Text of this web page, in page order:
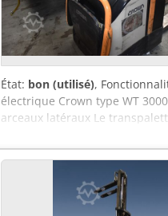
État: bon (utilisé),
électrique Crown type WT
arceaux latéraux Le
pour une durabilité extrême
d’amortissement.
des conditions d’utilisation
WT réunit tout ce qui est
une construction robuste,